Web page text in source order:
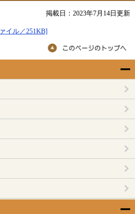
掲載日：2023年7月14日更新
イル／251KB]